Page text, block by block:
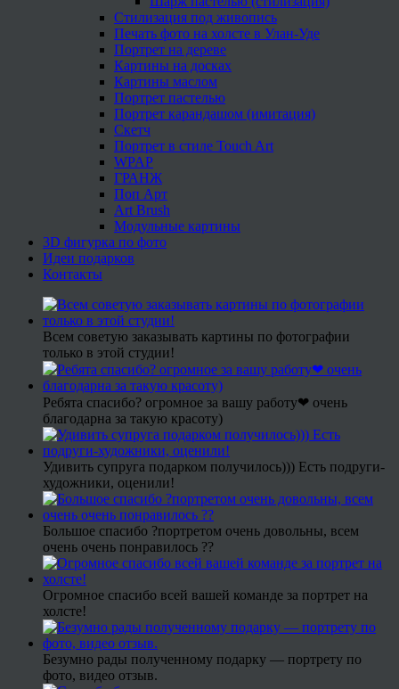
Стилизация под живопись
Печать фото на холсте в Улан-Уде
Портрет на дереве
Картины на досках
Картины маслом
Портрет пастелью
Портрет карандашом (имитация)
Скетч
Портрет в стиле Touch Art
WPAP
ГРАНЖ
Поп Арт
Art Brush
Модульные картины
3D фигурка по фото
Идеи подарков
Контакты
Всем советую заказывать картины по фотографии
только в этой студии!
Ребята спасибо? огромное за вашу работу❤ очень
благодарна за такую красоту)
Удивить супруга подарком получилось))) Есть подруги-
художники, оценили!
Большое спасибо ?портретом очень довольны, всем
очень очень понравилось ??
Огромное спасибо всей вашей команде за портрет на
холсте!
Безумно рады полученному подарку — портрету по
фото, видео отзыв.